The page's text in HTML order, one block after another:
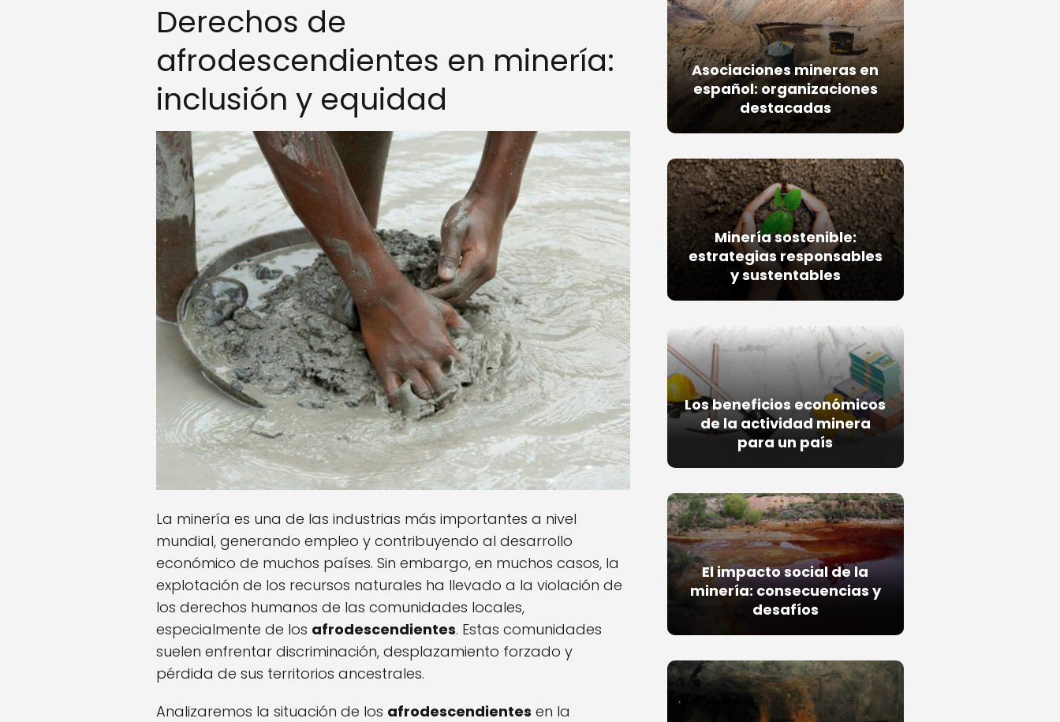
Derechos de
afrodescendientes en minería:
inclusión y equidad
La minería es una de las industrias más importantes a nivel
mundial, generando empleo y contribuyendo al desarrollo
económico de muchos países. Sin embargo, en muchos casos, la
explotación de los recursos naturales ha llevado a la violación de
los derechos humanos de las comunidades locales,
especialmente de los afrodescendientes. Estas comunidades
suelen enfrentar discriminación, desplazamiento forzado y
pérdida de sus territorios ancestrales.
Analizaremos la situación de los afrodescendientes en la
Asociaciones mineras en
español: organizaciones
destacadas
Minería sostenible:
estrategias responsables
y sustentables
Los beneficios económicos
de la actividad minera
para un país
El impacto social de la
minería: consecuencias y
desafíos